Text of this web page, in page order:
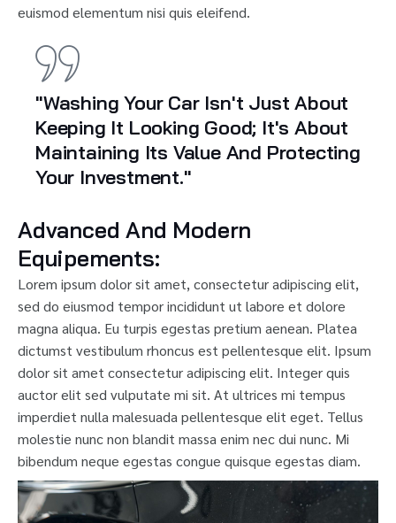
euismod elementum nisi quis eleifend.
"Washing Your Car Isn't Just About
Keeping It Looking Good; It's About
Maintaining Its Value And Protecting
Your Investment."
Advanced And Modern
Equipements:
Lorem ipsum dolor sit amet, consectetur adipiscing elit,
sed do eiusmod tempor incididunt ut labore et dolore
magna aliqua. Eu turpis egestas pretium aenean. Platea
dictumst vestibulum rhoncus est pellentesque elit. Ipsum
dolor sit amet consectetur adipiscing elit. Integer quis
auctor elit sed vulputate mi sit. At ultrices mi tempus
imperdiet nulla malesuada pellentesque elit eget. Tellus
molestie nunc non blandit massa enim nec dui nunc. Mi
bibendum neque egestas congue quisque egestas diam.